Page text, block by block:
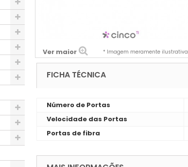
Ver maior * Imagem meramente ilustrativa
FICHA TÉCNICA
Número de Portas
Velocidade das Portas
Portas de fibra